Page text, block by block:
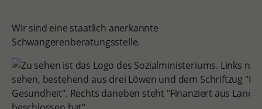
Wir sind eine staatlich anerkannte
Schwangerenberatungsstelle.